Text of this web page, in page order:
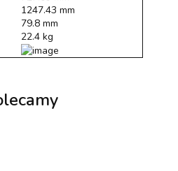
1247.43 mm
79.8 mm
22.4 kg